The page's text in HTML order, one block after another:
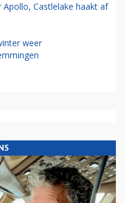
Castlelake haakt af
weer